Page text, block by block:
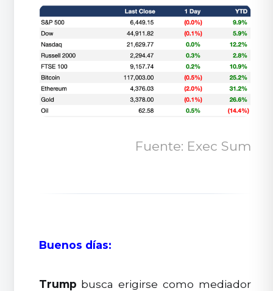
Fuente: Exec Sum
Buenos días:
Trump busca erigirse como mediador